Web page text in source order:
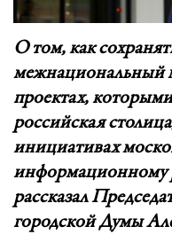
О том, как
межнациональный
проектах,
российская
инициативах
информационному
рассказал
городской Думы